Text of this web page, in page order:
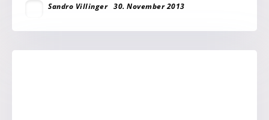
Sandro Villinger 30. November 2013